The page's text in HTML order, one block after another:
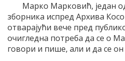
Марко Марковић, један
зборника испред Архива
отварајући вече пред
очигледна потреба да се о
говори и пише, али и да се